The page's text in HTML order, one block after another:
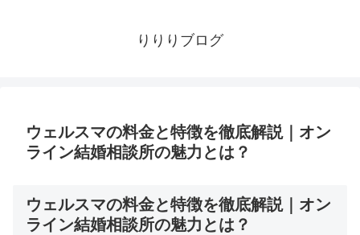
りりりブログ
ウェルスマの料金と特徴を徹底解説｜オン
ライン結婚相談所の魅力とは？
ウェルスマの料金と特徴を徹底解説｜オン
ライン結婚相談所の魅力とは？